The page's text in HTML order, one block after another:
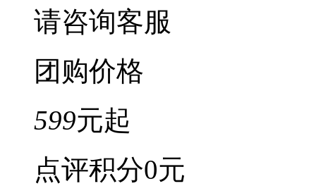
请咨询客服
团购价格
599元起
点评积分0元